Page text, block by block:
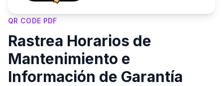
QR CODE PDF
Rastrea Horarios de
Mantenimiento e
Información de Garantía